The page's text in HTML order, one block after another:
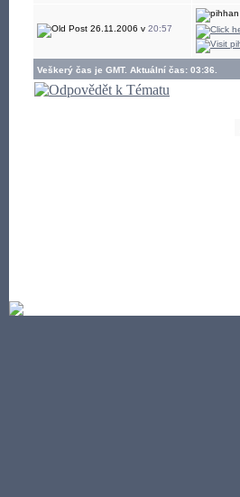
26.11.2006 v 20:57
Veškerý čas je GMT. Aktuální čas: 03:36.